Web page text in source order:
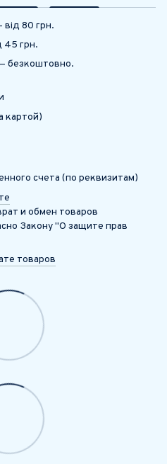
80 грн.
45 грн.
безкоштовно.
картой)
счета (по реквизитам)
и обмен товаров
Закону "О защите прав
товаров